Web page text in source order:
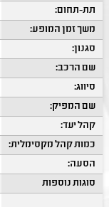
תת-תחום:
משך זמן המופע:
סגנון:
שם הרכב:
סיווג:
שם המפיק:
קהל יעד:
כמות קהל מקסימלית:
הסעה:
סוגות נוספות